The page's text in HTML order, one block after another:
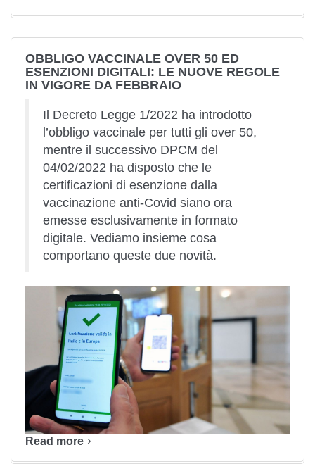
OBBLIGO VACCINALE OVER 50 ED
ESENZIONI DIGITALI: LE NUOVE REGOLE
IN VIGORE DA FEBBRAIO
Il Decreto Legge 1/2022 ha introdotto
l’obbligo vaccinale per tutti gli over 50,
mentre il successivo DPCM del
04/02/2022 ha disposto che le
certificazioni di esenzione dalla
vaccinazione anti-Covid siano ora
emesse esclusivamente in formato
digitale. Vediamo insieme cosa
comportano queste due novità.
Read more